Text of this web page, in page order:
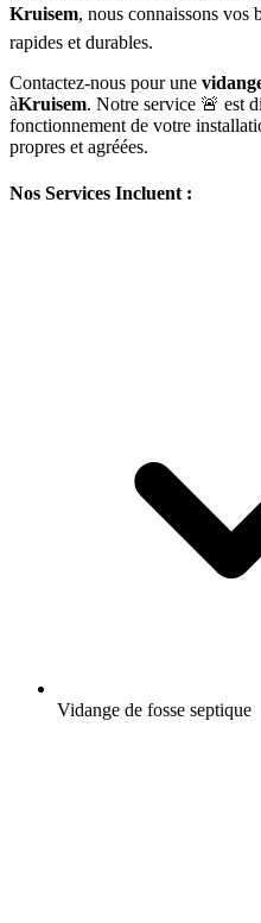
Kruisem, nous connaissons vos
rapides et durables.
Contactez-nous pour une
àKruisem. Notre service 🚨 est
fonctionnement de votre
propres et agréées.
Nos Services Incluent :
Vidange de fosse septique